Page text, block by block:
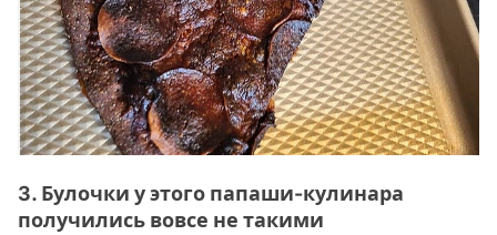
3. Булочки у этого папаши-кулинара
получились вовсе не такими